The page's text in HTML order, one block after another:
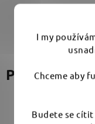
I my
Chceme aby
Budete se
Podobné